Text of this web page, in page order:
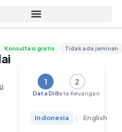
Konsultasi gratis Tidak ada jaminan
1
Data Diri
2
Data Keuangan
Indonesia | English